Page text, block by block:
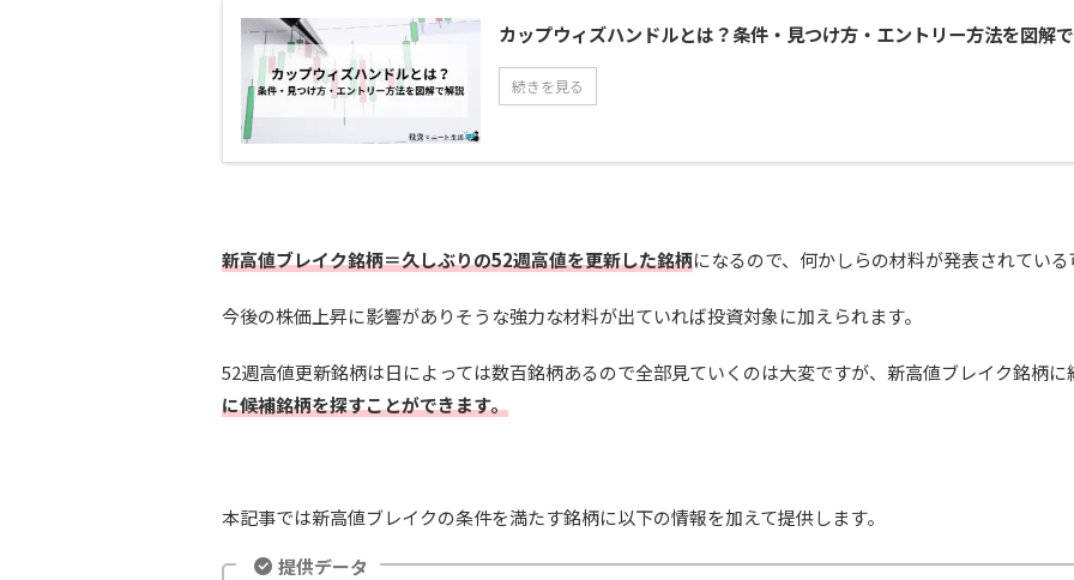
カップウィズハンドルとは？条件・見つけ方・エントリー方法を図解
続きを見る
新高値ブレイク銘柄＝久しぶりの52週高値を更新した銘柄になるので、何かしらの材料が発表されてい
今後の株価上昇に影響がありそうな強力な材料が出ていれば投資対象に加えられます。
52週高値更新銘柄は日によっては数百銘柄あるので全部見ていくのは大変ですが、新高値ブレイク銘柄
に候補銘柄を探すことができます。
本記事では新高値ブレイクの条件を満たす銘柄に以下の情報を加えて提供します。
提供データ